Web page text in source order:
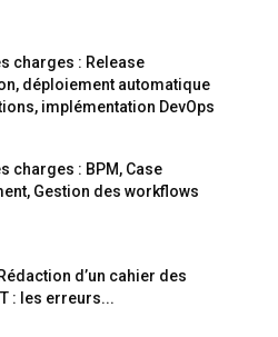
charges : Release
déploiement automatique
implémentation DevOps
charges : BPM, Case
Gestion des workflows
d’un cahier des
: les erreurs...